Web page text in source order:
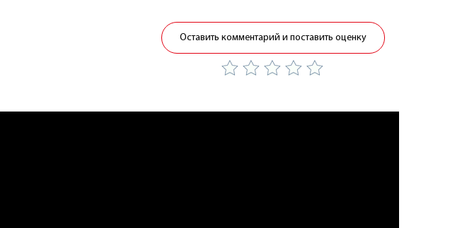
Оставить комментарий и поставить оценку